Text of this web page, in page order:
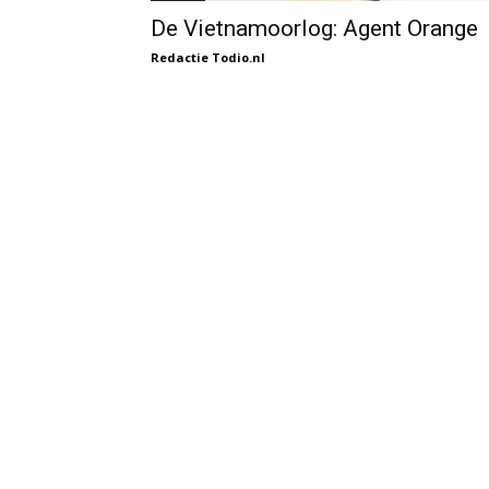
De Vietnamoorlog: Agent Orange
Redactie Todio.nl